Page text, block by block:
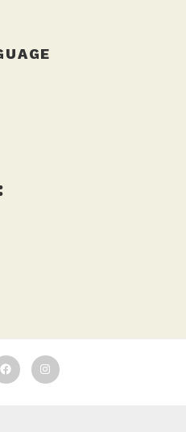
FacebookInstagram